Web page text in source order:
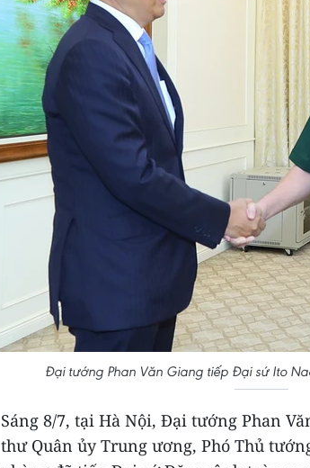
Đại tướng Phan Văn Giang tiếp Đại sứ Ito
Sáng 8/7, tại Hà Nội, Đại tướng Phan
thư Quân ủy Trung ương, Phó Thủ